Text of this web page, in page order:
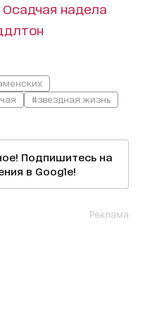
надела
#звездная жизнь
Подпишитесь на
в Google!
Реклама